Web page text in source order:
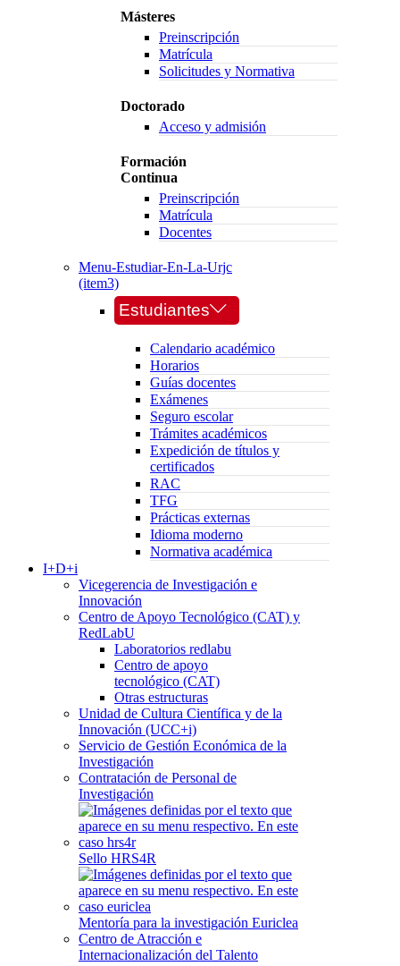
Másteres
Preinscripción
Matrícula
Solicitudes y Normativa
Doctorado
Acceso y admisión
Formación
Continua
Preinscripción
Matrícula
Docentes
Menu-Estudiar-En-La-Urjc
(item3)
Estudiantes
Calendario académico
Horarios
Guías docentes
Exámenes
Seguro escolar
Trámites académicos
Expedición de títulos y
certificados
RAC
TFG
Prácticas externas
Idioma moderno
Normativa académica
I+D+i
Vicegerencia de Investigación e
Innovación
Centro de Apoyo Tecnológico (CAT) y
RedLabU
Laboratorios redlabu
Centro de apoyo
tecnológico (CAT)
Otras estructuras
Unidad de Cultura Científica y de la
Innovación (UCC+i)
Servicio de Gestión Económica de la
Investigación
Contratación de Personal de
Investigación
Sello HRS4R
Mentoría para la investigación Euriclea
Centro de Atracción e
Internacionalización del Talento